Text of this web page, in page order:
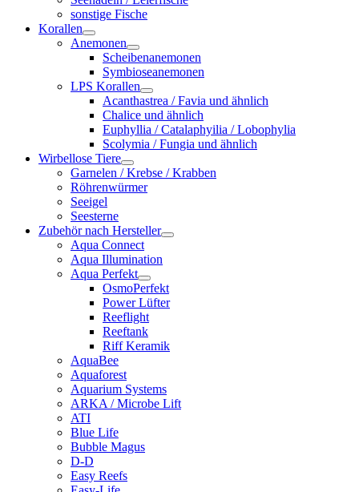
sonstige Fische
Korallen
Anemonen
Scheibenanemonen
Symbioseanemonen
LPS Korallen
Acanthastrea / Favia und ähnlich
Chalice und ähnlich
Euphyllia / Catalaphyilia / Lobophylia
Scolymia / Fungia und ähnlich
Wirbellose Tiere
Garnelen / Krebse / Krabben
Röhrenwürmer
Seeigel
Seesterne
Zubehör nach Hersteller
Aqua Connect
Aqua Illumination
Aqua Perfekt
OsmoPerfekt
Power Lüfter
Reeflight
Reeftank
Riff Keramik
AquaBee
Aquaforest
Aquarium Systems
ARKA / Microbe Lift
ATI
Blue Life
Bubble Magus
D-D
Easy Reefs